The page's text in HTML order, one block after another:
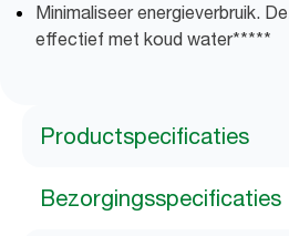
Minimaliseer energieverbruik.
effectief met koud water*****
Productspecificaties
Bezorgingsspecificaties